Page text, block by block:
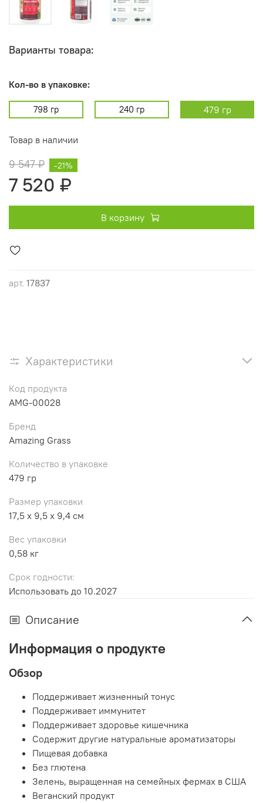
арт. 17837
Варианты товара:
Кол-во в упаковке:
798 гр 240 гр 479 гр
Товар в наличии
9 547 ₽
7 520 ₽
-21%
В корзину
Характеристики
Код продукта
AMG-00028
Бренд
Amazing Grass
Количество в упаковке
479 гр
Размер упаковки
17,5 x 9,5 x 9,4 см
Вес упаковки
0,58 кг
Срок годности:
Использовать до 10.2027
Описание
Информация о продукте
Обзор
Поддерживает жизненный тонус
Поддерживает иммунитет
Поддерживает здоровье кишечника
Содержит другие натуральные ароматизаторы
Пищевая добавка
Без глютена
Зелень, выращенная на семейных фермах в США
Веганский продукт